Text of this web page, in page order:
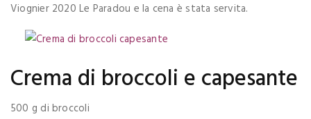
Viognier 2020 Le Paradou e la cena è stata servita.
Crema di broccoli e capesante
500 g di broccoli